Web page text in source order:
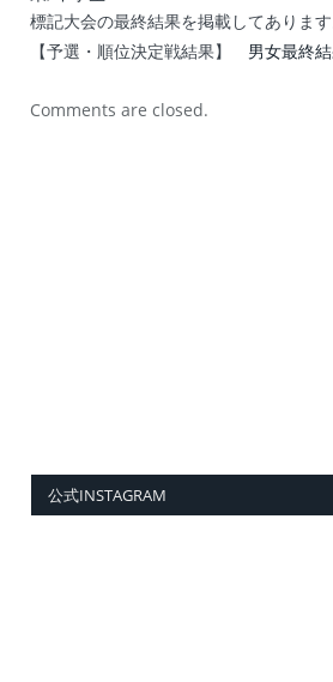
標記大会の最終結果を掲載してあります
【予選・順位決定戦結果】 男女最終
Comments are closed.
公式INSTAGRAM